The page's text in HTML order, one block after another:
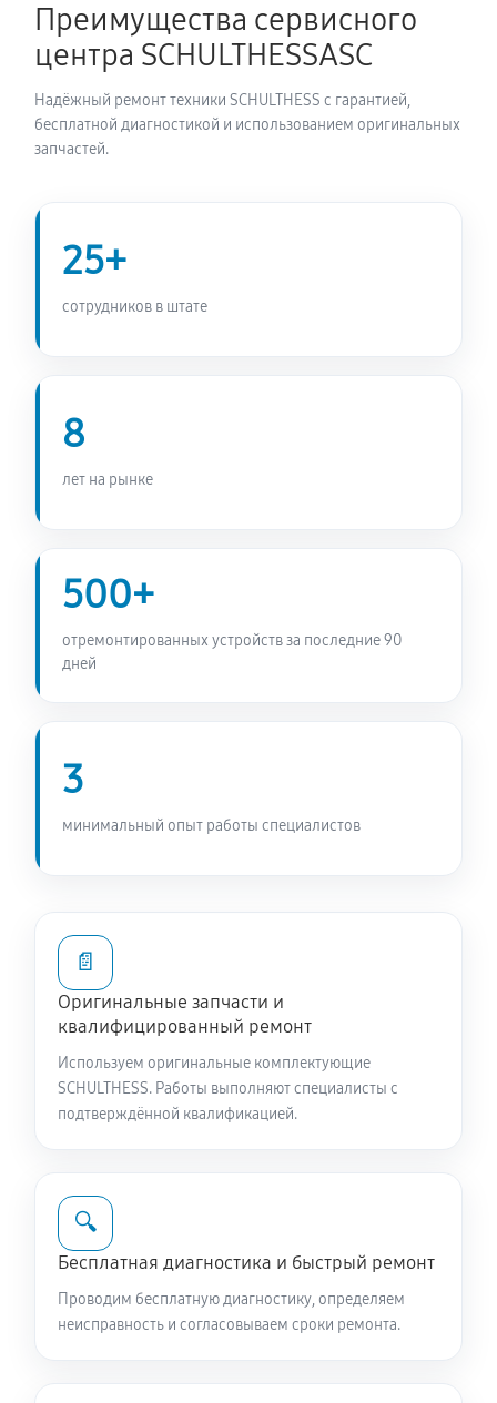
Замена дисплея сушильной машины SCHULTHESS
Spirit 660 Ever Rose
Замена подсветки индикаторов
SCHULTHESS Spirit 660 Ever Rose
Замена бака сушильной машины SCHULTHESS Spirit
660 Ever Rose
Ремонт барабана сушильной машины SCHULTHESS
Spirit 660 Ever Rose
Преимущества сервисного
центра SCHULTHESSASC
Надёжный ремонт техники SCHULTHESS с гарантией,
бесплатной диагностикой и использованием оригинальных
запчастей.
25+
сотрудников в штате
8
лет на рынке
500+
отремонтированных устройств за последние 90
дней
3
минимальный опыт работы специалистов
📄
Оригинальные запчасти и
квалифицированный ремонт
Используем оригинальные комплектующие
SCHULTHESS. Работы выполняют специалисты с
подтверждённой квалификацией.
🔍
Бесплатная диагностика и быстрый ремонт
Проводим бесплатную диагностику, определяем
неисправность и согласовываем сроки ремонта.